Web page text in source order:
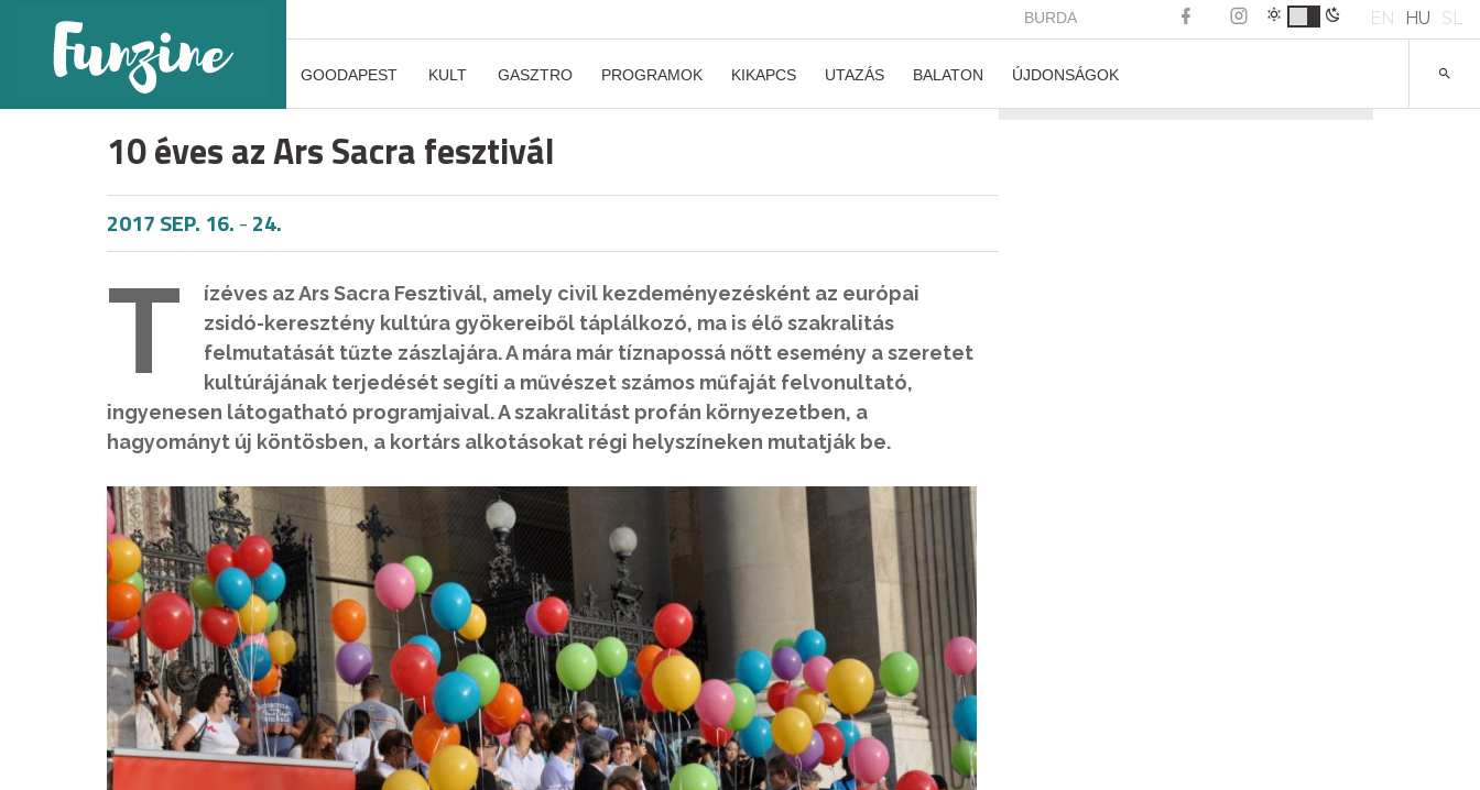
BURDA EN HU SL
GOODAPEST KULT GASZTRO PROGRAMOK KIKAPCS UTAZÁS BALATON ÚJDONSÁGOK
10 éves az Ars Sacra fesztivál
2017 SEP. 16.-24.
T
ízéves az Ars Sacra Fesztivál, amely civil kezdeményezésként az európai
zsidó-keresztény kultúra gyökereiből táplálkozó, ma is élő szakralitás
felmutatását tűzte zászlajára. A mára már tíznapossá nőtt esemény a szeretet
kultúrájának terjedését segíti a művészet számos műfaját felvonultató,
ingyenesen látogatható programjaival. A szakralitást profán környezetben, a
hagyományt új köntösben, a kortárs alkotásokat régi helyszíneken mutatják be.